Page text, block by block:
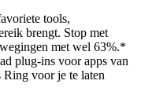
tools,
brengt. Stop met
met wel 63%.*
plug-ins voor apps van
voor je te laten